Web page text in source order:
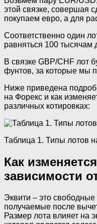
этой связке, совершая
покупаем евро, а для
Соответственно один
равняться 100 тысячам
В связке GBP/CHF лот
фунтов, за которые мы
Ниже приведена
на Форекс и как
различных котировках:
Таблица 1. Типы лотов
Как
зависимости
Эквити – это свободные
получаемые после
Размер лота влияет на